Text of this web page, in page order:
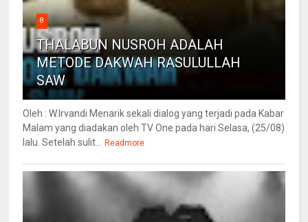
8
THALABUN NUSROH ADALAH
METODE DAKWAH RASULULLAH
SAW
Oleh : W.Irvandi Menarik sekali dialog yang terjadi pada Kabar
Malam yang diadakan oleh TV One pada hari Selasa, (25/08)
lalu. Setelah sulit... Readmore